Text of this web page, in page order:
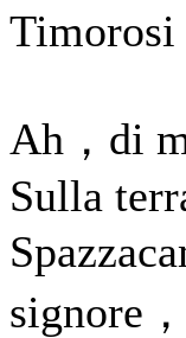
Ah，di
Sulla
signore